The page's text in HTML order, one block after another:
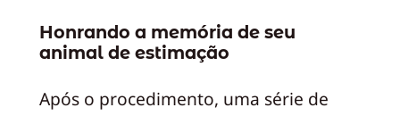
Honrando a memória de seu
animal de estimação
Após o procedimento, uma série de